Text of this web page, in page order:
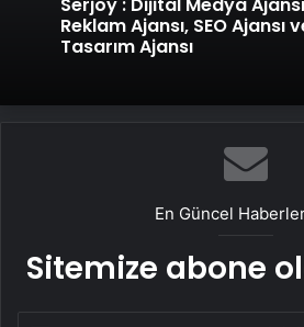
Serjoy : Dijital Medya Ajansı, Google
Reklam Ajansı, SEO Ajansı
Tasarım Ajansı
En Güncel
Sitemize abone